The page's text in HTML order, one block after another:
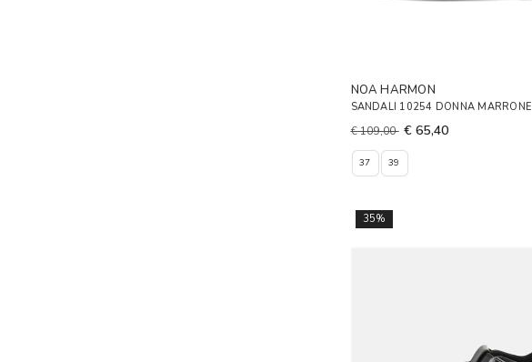
NOA HARMON
SANDALI 10254 DONNA MARRONE
€ 109,00 € 65,40
37 39
35%